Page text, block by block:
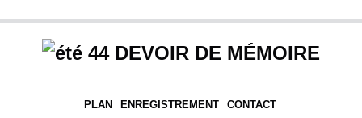
DEVOIR DE MÉMOIRE
PLAN ENREGISTREMENT CONTACT